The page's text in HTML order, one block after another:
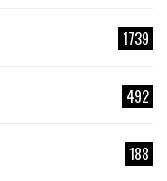
1739
492
188